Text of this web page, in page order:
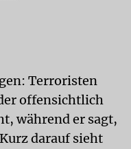
Terroristen
offensichtlich
während er sagt,
darauf sieht